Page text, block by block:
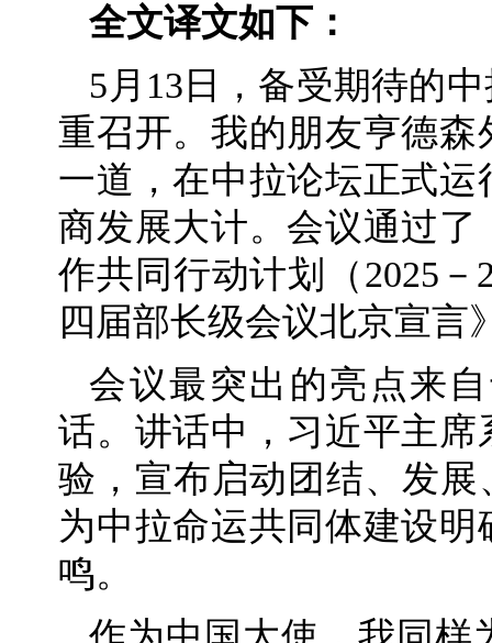
全文译文如下：
5月13日，备受期待的
重召开。我的朋友亨德
一道，在中拉论坛正式
商发展大计。会议通过
作共同行动计划（2025
四届部长级会议北京宣言
会议最突出的亮点来
话。讲话中，习近平主
验，宣布启动团结、发
为中拉命运共同体建设
鸣。